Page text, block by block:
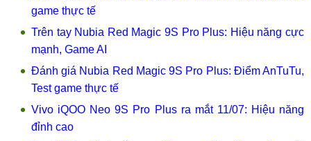
game thực tế
Trên tay Nubia Red Magic 9S Pro Plus: Hiệu năng cực
mạnh, Game AI
Đánh giá Nubia Red Magic 9S Pro Plus: Điểm AnTuTu,
Test game thực tế
Vivo iQOO Neo 9S Pro Plus ra mắt 11/07: Hiệu năng
đỉnh cao